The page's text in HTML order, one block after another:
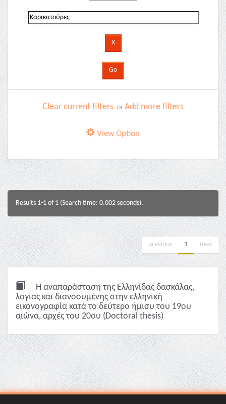
Clear current filters or Add more filters
View Option
Results 1-1 of 1 (Search time: 0.002 seconds).
previous 1 next
Η αναπαράσταση της Ελληνίδας δασκάλας,
λoγίας και διανοουμένης στην ελληνική
εικονογραφία κατά το δεύτερο ήμισυ του 19ου
αιώνα, αρχές του 20ου (Doctoral thesis)